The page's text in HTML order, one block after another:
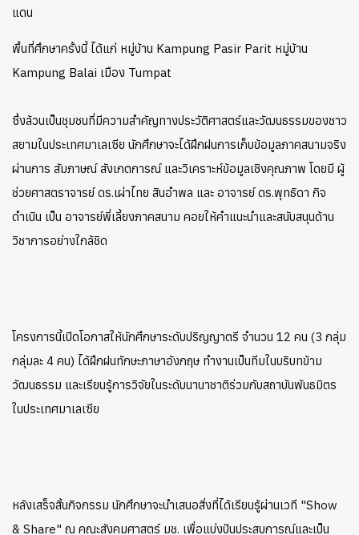
แดน
พื้นที่ศึกษาครั้งนี้ ได้แก่ หมู่บ้าน Kampung Pasir Parit หมู่บ้าน
Kampung Balai เมือง Tumpat
ซึ่งล้วนเป็นชุมชนที่มีความสำคัญทางประวัติศาสตร์และวัฒนธรรมของชาว
สยามในประเทศมาเลเซีย นักศึกษาจะได้ฝึกฝนการเก็บข้อมูลภาคสนามจริง
ผ่านการ สัมภาษณ์ สังเกตการณ์ และวิเคราะห์ข้อมูลเชิงคุณภาพ โดยมี ผู้
ช่วยศาสตราจารย์ ดร.เผ่าไทย สินอำพล และ อาจารย์ ดร.พุทธิดา กิจ
ดำเนิน เป็น อาจารย์พี่เลี้ยงภาคสนาม คอยให้คำแนะนำและสนับสนุนด้าน
วิชาการอย่างใกล้ชิด
โครงการนี้เปิดโอกาสให้นักศึกษาระดับปริญญาตรี จำนวน 12 คน (3 กลุ่ม
กลุ่มละ 4 คน) ได้ฝึกฝนทักษะภาษาอังกฤษ ทำงานเป็นทีมในบริบทข้าม
วัฒนธรรม และเรียนรู้การวิจัยในระดับนานาชาติร่วมกับสถาบันพันธมิตร
ในประเทศมาเลเซีย
หลังเสร็จสิ้นกิจกรรม นักศึกษาจะนำเสนอสิ่งที่ได้เรียนรู้ผ่านเวที "Show
& Share" ณ คณะสังคมศาสตร์ มช. เพื่อแบ่งปันประสบการณ์และเป็น